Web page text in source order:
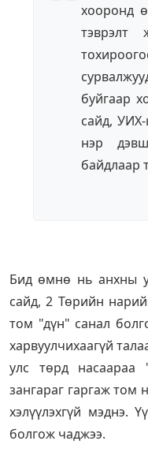
хооронд
тэврэлт
буйгаар
сайд,
нэр
байдлаар
Бид өмнө нь анхны
сайд, 2 Төрийн
том "дүн" санал
харвуулчихаагүй
улс төрд
зангараг гаргаж том
хэлүүлэхгүй мэднэ.
болгож чаджээ.